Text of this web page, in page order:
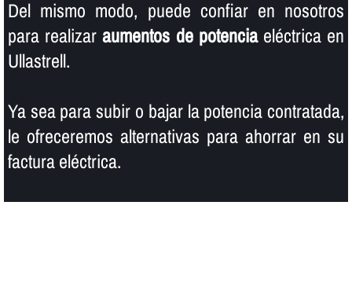
Del mismo modo, puede confiar en nosotros
para realizaraumentos de potenciaeléctrica en
Ullastrell.
Ya sea para subir o bajar la potencia contratada,
le ofreceremos alternativas para ahorrar en su
factura eléctrica.